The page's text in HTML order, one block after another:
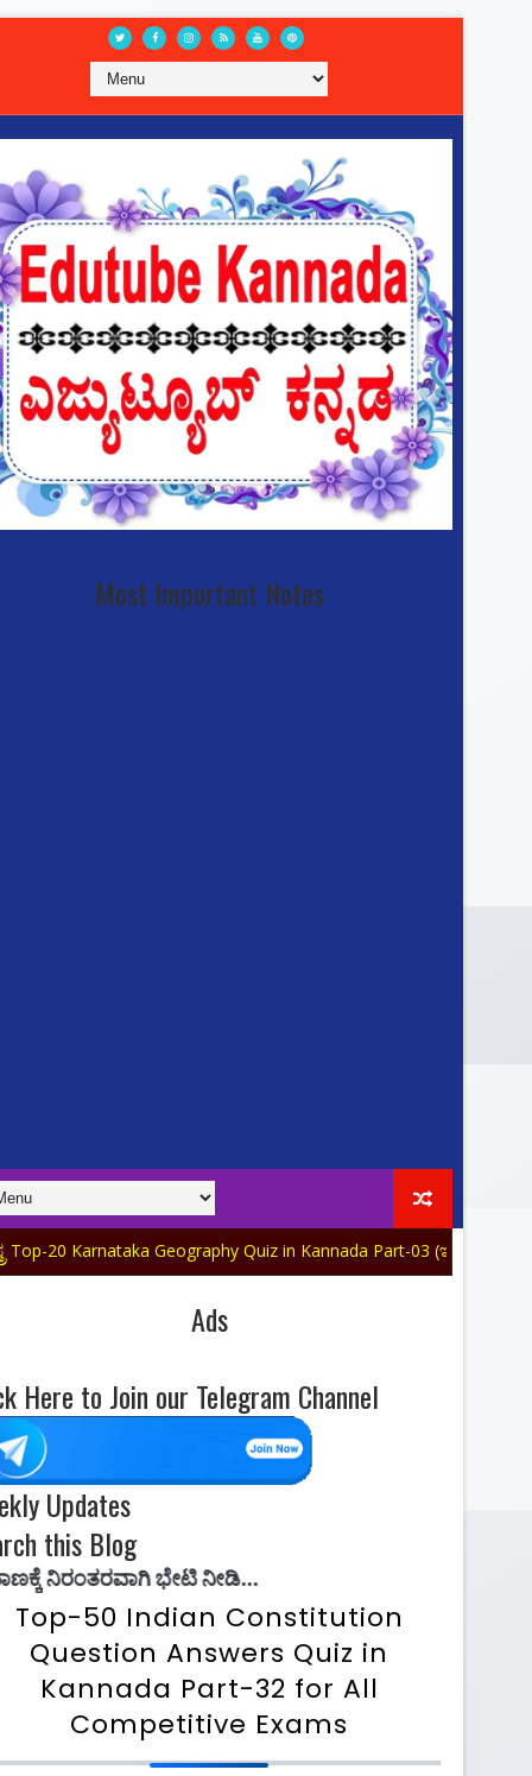
Most Important Notes
Geography Quiz in Kannada Part-03 (ಇಂದಿನ ವಿಶೇಷ ಅಪ್‌ಡೇಟ್)
Ads
Here to Join our Telegram Channel
Updates
this Blog
ಭೇಟಿ ನೀಡಿ...
Top-50 Indian Constitution
Question Answers Quiz in
Kannada Part-32 for All
Competitive Exams